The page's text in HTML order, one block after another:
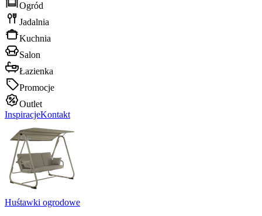
Ogród
Jadalnia
Kuchnia
Salon
Łazienka
Promocje
Outlet
InspiracjeKontakt
Huśtawki ogrodowe